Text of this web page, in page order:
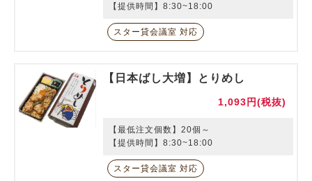
【提供時間】8:30~18:00
スター貸会議室 対応
【日本ばし大増】とりめし
1,093円(税抜)
【最低注文個数】20個～
【提供時間】8:30~18:00
スター貸会議室 対応